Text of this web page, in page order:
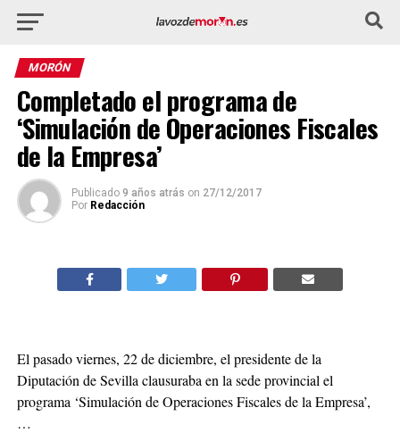
MORÓN
Completado el programa de
‘Simulación de Operaciones Fiscales
de la Empresa’
Publicado 9 años atrás on 27/12/2017
Por Redacción
El pasado viernes, 22 de diciembre, el presidente de la
Diputación de Sevilla clausuraba en la sede provincial el
programa ‘Simulación de Operaciones Fiscales de la Empresa’,
…